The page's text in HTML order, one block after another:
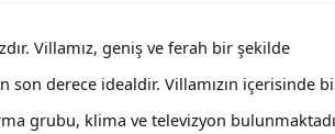
Villamız, geniş ve ferah bir şekilde
son derece idealdir. Villamızın içerisinde
grubu, klima ve televizyon